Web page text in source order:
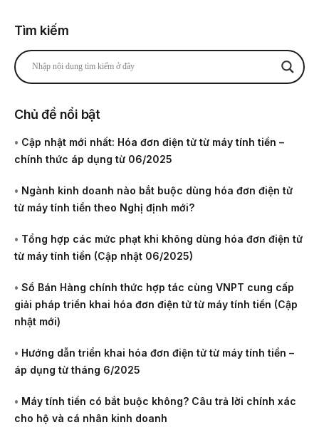
Tìm kiếm
Chủ đề nổi bật
• Cập nhật mới nhất: Hóa đơn điện tử từ máy tính tiền –
chính thức áp dụng từ 06/2025
• Ngành kinh doanh nào bắt buộc dùng hóa đơn điện tử
từ máy tính tiền theo Nghị định mới?
• Tổng hợp các mức phạt khi không dùng hóa đơn điện tử
từ máy tính tiền (Cập nhật 06/2025)
• Sổ Bán Hàng chính thức hợp tác cùng VNPT cung cấp
giải pháp triển khai hóa đơn điện tử từ máy tính tiền (Cập
nhật mới)
• Hướng dẫn triển khai hóa đơn điện tử từ máy tính tiền –
áp dụng từ tháng 6/2025
• Máy tính tiền có bắt buộc không? Câu trả lời chính xác
cho hộ và cá nhân kinh doanh